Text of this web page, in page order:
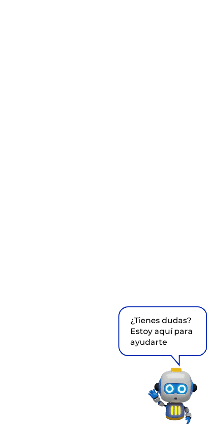
¿Tienes dudas?
Estoy aquí para
ayudarte